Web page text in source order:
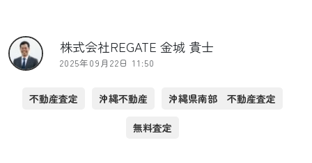
株式会社REGATE 金城 貴士
2025年09月22日 11:50
不動産査定 沖縄不動産 沖縄県南部 不動産査定
無料査定